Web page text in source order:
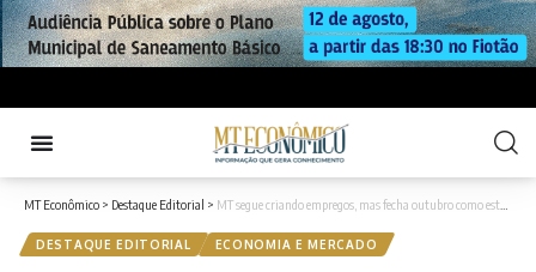
MT Econômico > Destaque Editorial > MT segue criando empregos, mas fecha outubro como estado que menos abriu vagas no Centro-Oeste
DESTAQUE EDITORIAL ECONOMIA E MERCADO